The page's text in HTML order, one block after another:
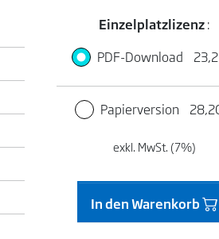
Einzelplatzlizenz:
PDF-Download
Papierversion
exkl. MwSt. (7%)
In den Warenkorb